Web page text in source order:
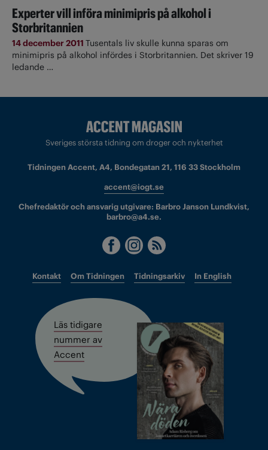
Experter vill införa minimipris på alkohol i
Storbritannien
14 december 2011 Tusentals liv skulle kunna sparas om
minimipris på alkohol infördes i Storbritannien. Det skriver 19
ledande …
Sveriges största tidning om droger och nykterhet
Tidningen Accent, A4, Bondegatan 21, 116 33 Stockholm
accent@iogt.se
Chefredaktör och ansvarig utgivare: Barbro Janson Lundkvist,
barbro@a4.se.
Kontakt Om Tidningen Tidningsarkiv In English
Läs tidigare
nummer av
Accent